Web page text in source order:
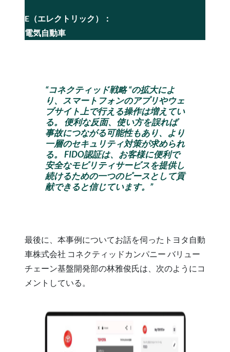
E（エレクトリック）：
電気自動車
“コネクティッド戦略 “の拡大によ
り、スマートフォンのアプリやウェ
ブサイト上で行える操作は増えてい
る。 便利な反面、使い方を誤れば
事故につながる可能性もあり、より
一層のセキュリティ対策が求められ
る。 FIDO認証は、お客様に便利で
安全なモビリティサービスを提供し
続けるための一つのピースとして貢
献できると信じています。”
最後に、本事例についてお話を伺ったトヨタ自動
車株式会社 コネクティッドカンパニー バリュー
チェーン基盤開発部の林雅俊氏は、次のようにコ
メントしている。